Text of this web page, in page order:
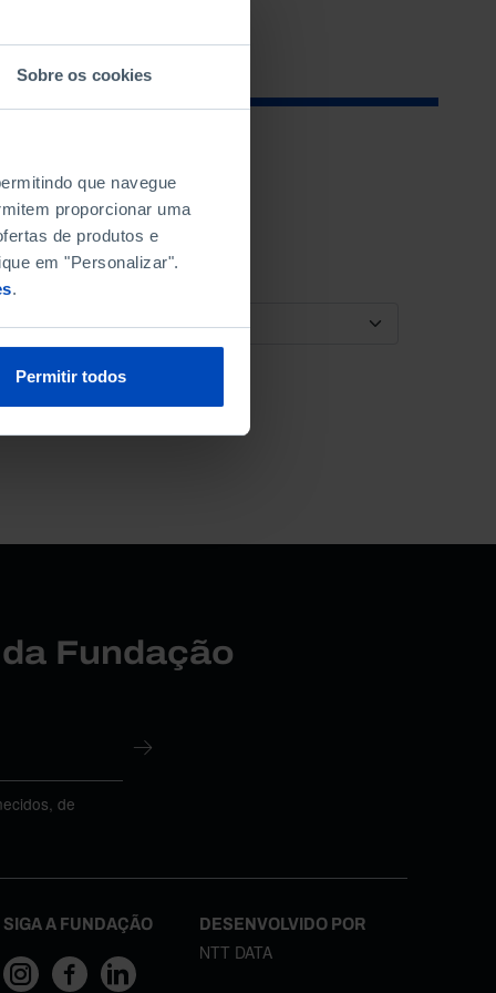
Sobre os cookies
que navegue
proporcionar uma
de produtos e
em "Personalizar".
.
Permitir todos
ORDENAR POR
Fundação
de
SIGA A FUNDAÇÃO DESENVOLVIDO POR
NTT DATA